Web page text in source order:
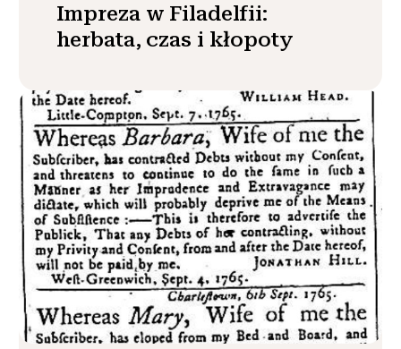
Impreza w Filadelfii:
herbata, czas i kłopoty